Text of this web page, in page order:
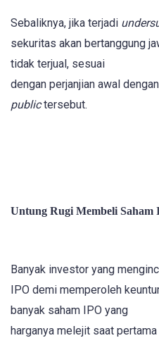
Sebaliknya, jika terjadi
sekuritas akan bertanggung
tidak terjual, sesuai
dengan perjanjian awal
publictersebut.
Untung Rugi Membeli Saham
Banyak investor yang
IPO demi memperoleh
banyak saham IPO yang
harganya melejit saat